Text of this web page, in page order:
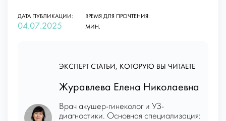
ДАТА ПУБЛИКАЦИИ:
04.07.2025
ВРЕМЯ ДЛЯ ПРОЧТЕНИЯ:
МИН.
ЭКСПЕРТ СТАТЬИ, КОТОРУЮ ВЫ ЧИТАЕТЕ
Журавлева Елена Николаевна
Врач акушер-гинеколог и УЗ-
диагностики. Основная специализация: